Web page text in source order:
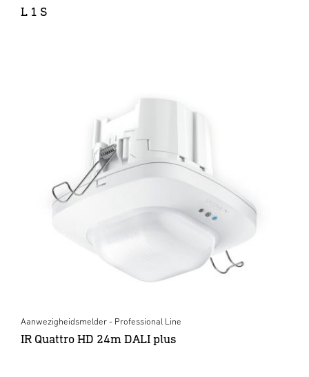
L 1 S
Aanwezigheidsmelder - Professional Line
IR Quattro HD 24m DALI plus